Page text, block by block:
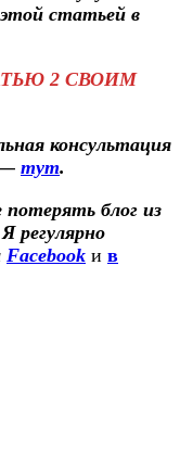
этой статьей в
2 СВОИМ
консультация
— тут.
блог из
регулярно
Facebook и в